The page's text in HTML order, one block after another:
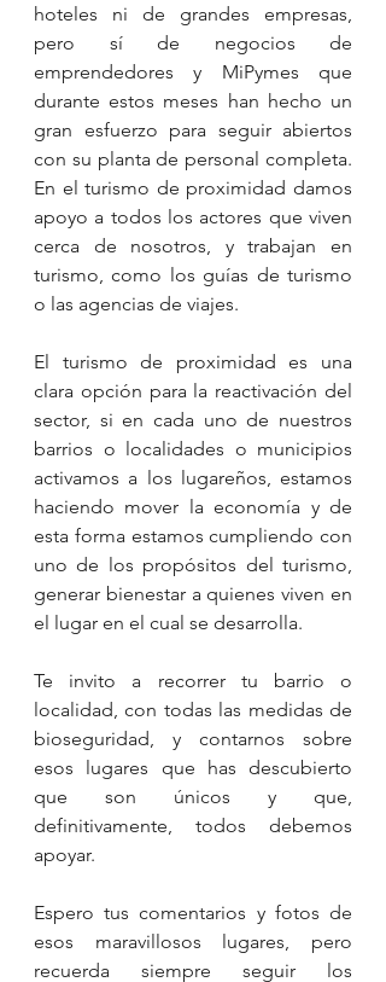
hoteles ni de grandes empresas,
pero sí de negocios de
emprendedores y MiPymes que
durante estos meses han hecho un
gran esfuerzo para seguir abiertos
con su planta de personal completa.
En el turismo de proximidad damos
apoyo a todos los actores que viven
cerca de nosotros, y trabajan en
turismo, como los guías de turismo
o las agencias de viajes.
El turismo de proximidad es una
clara opción para la reactivación del
sector, si en cada uno de nuestros
barrios o localidades o municipios
activamos a los lugareños, estamos
haciendo mover la economía y de
esta forma estamos cumpliendo con
uno de los propósitos del turismo,
generar bienestar a quienes viven en
el lugar en el cual se desarrolla.
Te invito a recorrer tu barrio o
localidad, con todas las medidas de
bioseguridad, y contarnos sobre
esos lugares que has descubierto
que son únicos y que,
definitivamente, todos debemos
apoyar.
Espero tus comentarios y fotos de
esos maravillosos lugares, pero
recuerda siempre seguir los